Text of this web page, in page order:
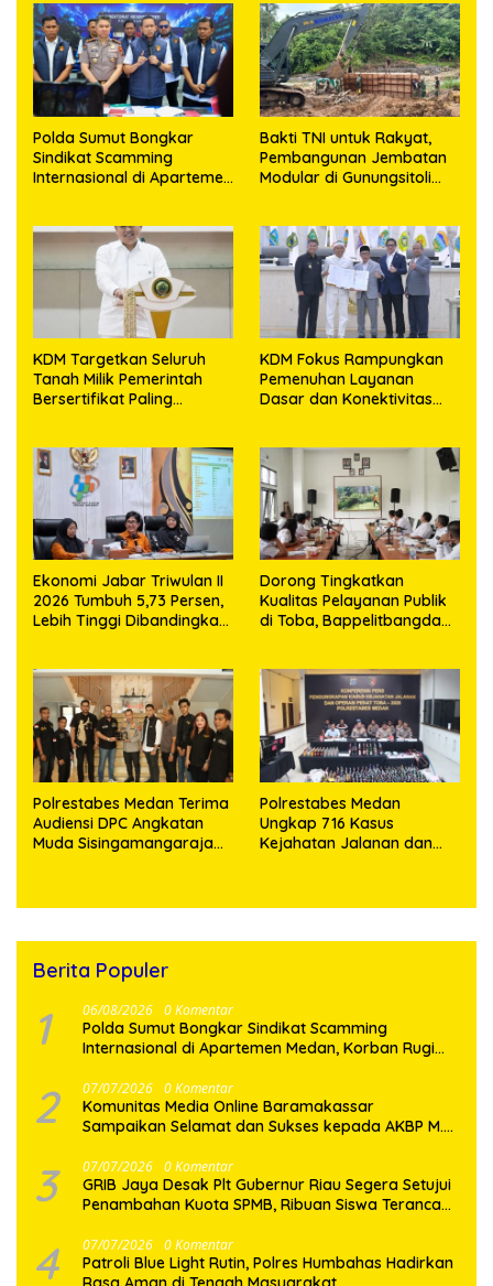
Polda Sumut Bongkar
Sindikat Scamming
Internasional di Apartemen
Bakti TNI untuk Rakyat,
Pembangunan Jembatan
Modular di Gunungsitoli
KDM Targetkan Seluruh
Tanah Milik Pemerintah
Bersertifikat Paling
KDM Fokus Rampungkan
Pemenuhan Layanan
Dasar dan Konektivitas
Ekonomi Jabar Triwulan II
2026 Tumbuh 5,73 Persen,
Lebih Tinggi Dibandingkan
Dorong Tingkatkan
Kualitas Pelayanan Publik
di Toba, Bappelitbangda
Polrestabes Medan Terima
Audiensi DPC Angkatan
Muda Sisingamangaraja
Polrestabes Medan
Ungkap 716 Kasus
Kejahatan Jalanan dan
Berita Populer
1 06/08/2026 0 Komentar
Polda Sumut Bongkar Sindikat Scamming
Internasional di Apartemen Medan, Korban Rugi
2 07/07/2026 0 Komentar
Komunitas Media Online Baramakassar
Sampaikan Selamat dan Sukses kepada AKBP M.
3 07/07/2026 0 Komentar
GRIB Jaya Desak Plt Gubernur Riau Segera Setujui
Penambahan Kuota SPMB, Ribuan Siswa Terancam
4 07/07/2026 0 Komentar
Patroli Blue Light Rutin, Polres Humbahas Hadirkan